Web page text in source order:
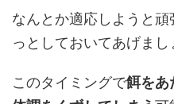
なんとか適応しようと
っとしておいてあげまし
このタイミングで餌をあ